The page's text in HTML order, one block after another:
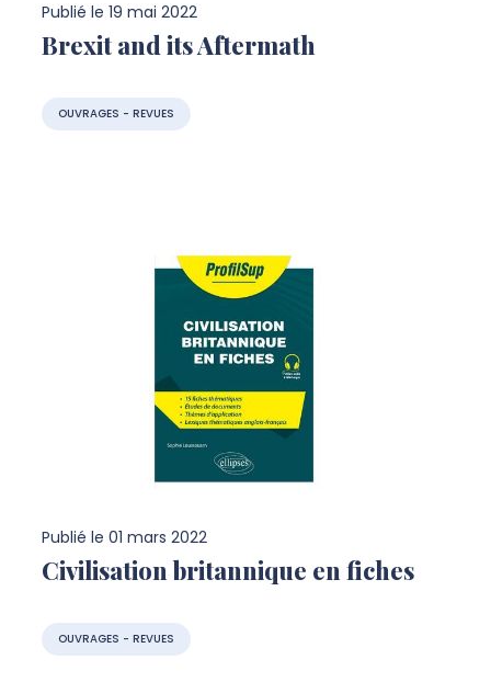
Publié le 19 mai 2022
Brexit and its Aftermath
OUVRAGES - REVUES
Publié le 01 mars 2022
Civilisation britannique en fiches
OUVRAGES - REVUES